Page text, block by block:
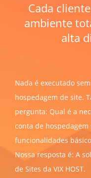
Cada
ambiente
alta
Nada é executado
hospedagem de site.
pergunta: Qual é a
conta de
funcionalidades
Nossa resposta é: A
de Sites da VIX HOST.